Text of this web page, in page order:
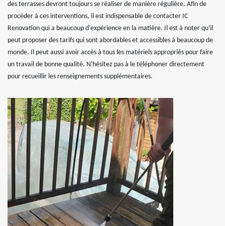
des terrasses devront toujours se réaliser de manière régulière. Afin de
procéder à ces interventions, il est indispensable de contacter IC
Renovation qui a beaucoup d'expérience en la matière. Il est à noter qu'il
peut proposer des tarifs qui sont abordables et accessibles à beaucoup de
monde. Il peut aussi avoir accès à tous les matériels appropriés pour faire
un travail de bonne qualité. N'hésitez pas à le téléphoner directement
pour recueillir les renseignements supplémentaires.